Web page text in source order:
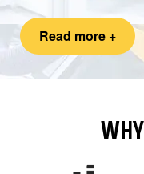
Read more +